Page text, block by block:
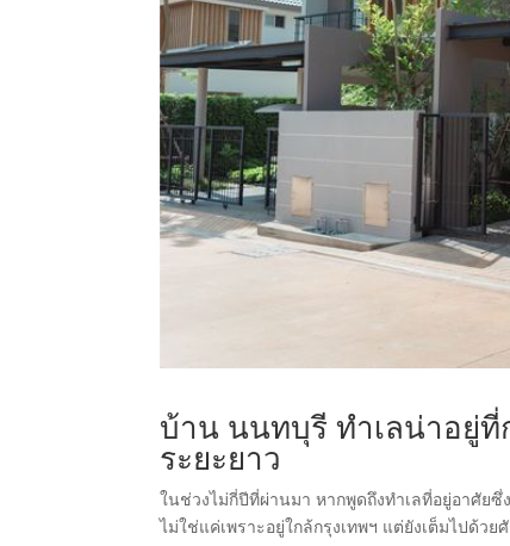
บ้าน นนทบุรี ทำเลน่าอยู่ที่
ระยะยาว
ในช่วงไม่กี่ปีที่ผ่านมา หากพูดถึงทำเลที่อยู่อาศัย
ไม่ใช่แค่เพราะอยู่ใกล้กรุงเทพฯ แต่ยังเต็มไปด้ว